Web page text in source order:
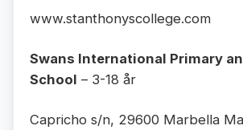
www.stanthonyscollege.com
Swans International Primary
School – 3-18 år
Capricho s/n, 29600 Marbella